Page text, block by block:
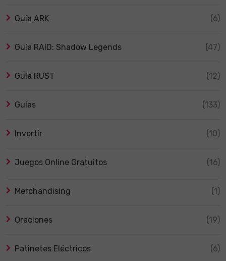
Guía ARK (6)
Guía RAID: Shadow Legends (47)
Guía RUST (12)
Guías (133)
Invertir (10)
Juegos Online Gratuitos (16)
Merchandising (1)
Oraciones (19)
Patinetes Eléctricos (6)